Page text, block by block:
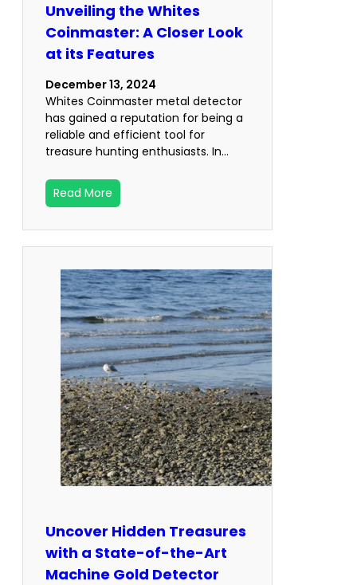
Unveiling the Whites
Coinmaster: A Closer Look
at its Features
December 13, 2024
Whites Coinmaster metal detector
has gained a reputation for being a
reliable and efficient tool for
treasure hunting enthusiasts. In…
Read More
Uncover Hidden Treasures
with a State-of-the-Art
Machine Gold Detector